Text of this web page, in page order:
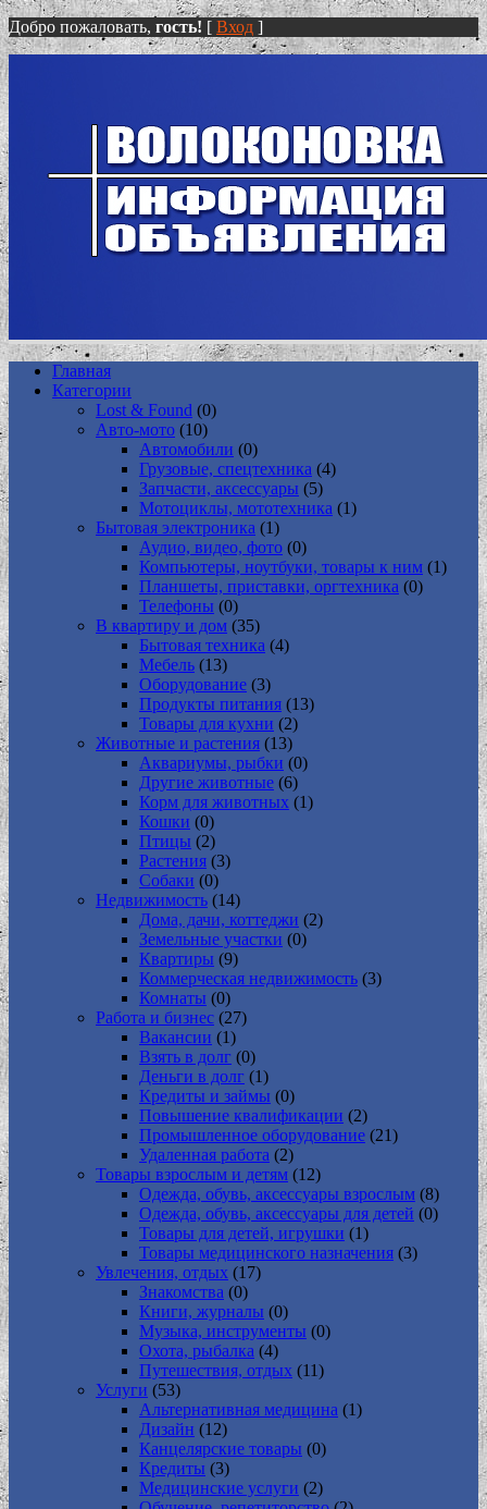
Добро пожаловать, гость! [ Вход ]
Главная
Категории
Lost & Found (0)
Авто-мото (10)
Автомобили (0)
Грузовые, спецтехника (4)
Запчасти, аксессуары (5)
Мотоциклы, мототехника (1)
Бытовая электроника (1)
Аудио, видео, фото (0)
Компьютеры, ноутбуки, товары к ним (1)
Планшеты, приставки, оргтехника (0)
Телефоны (0)
В квартиру и дом (35)
Бытовая техника (4)
Мебель (13)
Оборудование (3)
Продукты питания (13)
Товары для кухни (2)
Животные и растения (13)
Аквариумы, рыбки (0)
Другие животные (6)
Корм для животных (1)
Кошки (0)
Птицы (2)
Растения (3)
Собаки (0)
Недвижимость (14)
Дома, дачи, коттеджи (2)
Земельные участки (0)
Квартиры (9)
Коммерческая недвижимость (3)
Комнаты (0)
Работа и бизнес (27)
Вакансии (1)
Взять в долг (0)
Деньги в долг (1)
Кредиты и займы (0)
Повышение квалификации (2)
Промышленное оборудование (21)
Удаленная работа (2)
Товары взрослым и детям (12)
Одежда, обувь, аксессуары взрослым (8)
Одежда, обувь, аксессуары для детей (0)
Товары для детей, игрушки (1)
Товары медицинского назначения (3)
Увлечения, отдых (17)
Знакомства (0)
Книги, журналы (0)
Музыка, инструменты (0)
Охота, рыбалка (4)
Путешествия, отдых (11)
Услуги (53)
Альтернативная медицина (1)
Дизайн (12)
Канцелярские товары (0)
Кредиты (3)
Медицинские услуги (2)